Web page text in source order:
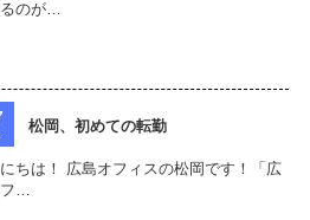
のが…
松岡、初めての転勤
ちは！ 広島オフィスの松岡です！「広
フ…